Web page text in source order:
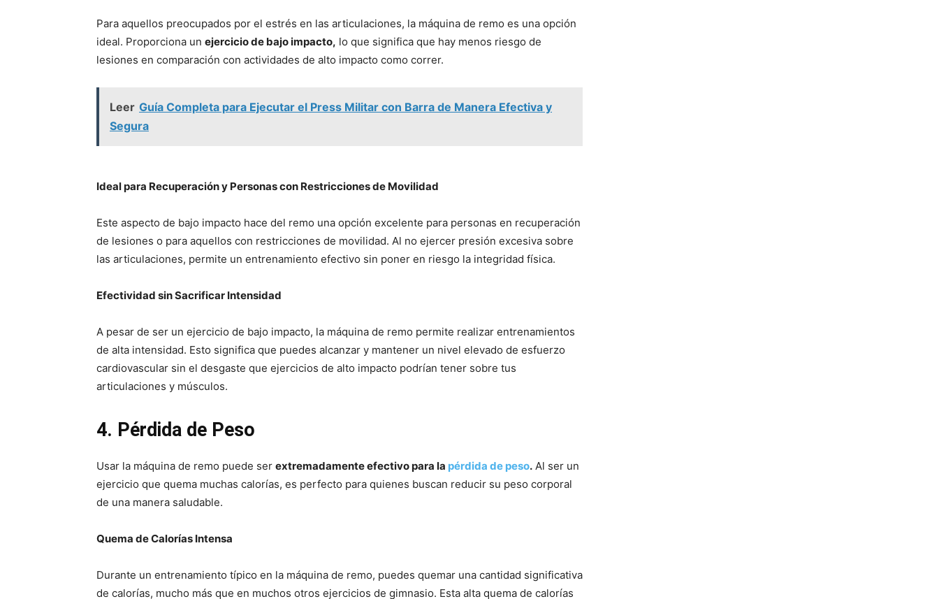
Para aquellos preocupados por el estrés en las articulaciones, la máquina de remo es una opción
ideal. Proporciona un ejercicio de bajo impacto, lo que significa que hay menos riesgo de
lesiones en comparación con actividades de alto impacto como correr.
Leer Guía Completa para Ejecutar el Press Militar con Barra de Manera Efectiva y
Segura
Ideal para Recuperación y Personas con Restricciones de Movilidad
Este aspecto de bajo impacto hace del remo una opción excelente para personas en recuperación
de lesiones o para aquellos con restricciones de movilidad. Al no ejercer presión excesiva sobre
las articulaciones, permite un entrenamiento efectivo sin poner en riesgo la integridad física.
Efectividad sin Sacrificar Intensidad
A pesar de ser un ejercicio de bajo impacto, la máquina de remo permite realizar entrenamientos
de alta intensidad. Esto significa que puedes alcanzar y mantener un nivel elevado de esfuerzo
cardiovascular sin el desgaste que ejercicios de alto impacto podrían tener sobre tus
articulaciones y músculos.
4. Pérdida de Peso
Usar la máquina de remo puede ser extremadamente efectivo para la pérdida de peso. Al ser un
ejercicio que quema muchas calorías, es perfecto para quienes buscan reducir su peso corporal
de una manera saludable.
Quema de Calorías Intensa
Durante un entrenamiento típico en la máquina de remo, puedes quemar una cantidad significativa
de calorías, mucho más que en muchos otros ejercicios de gimnasio. Esta alta quema de calorías